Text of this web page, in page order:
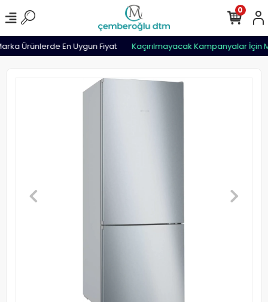
Ürünlerde En Uygun Fiyat Kaçırılmayacak Kampanyalar İçin
0